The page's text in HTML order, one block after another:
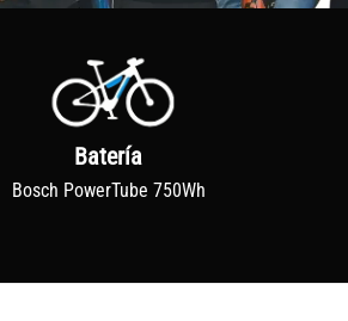
Batería
Bosch PowerTube 750Wh